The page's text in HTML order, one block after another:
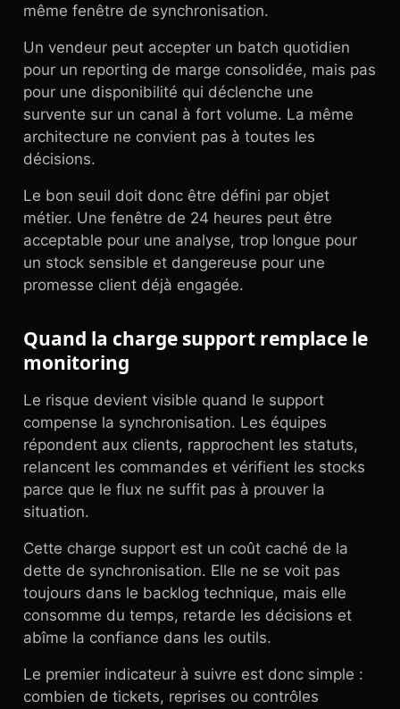
même fenêtre de synchronisation.
Un vendeur peut accepter un batch quotidien
pour un reporting de marge consolidée, mais pas
pour une disponibilité qui déclenche une
survente sur un canal à fort volume. La même
architecture ne convient pas à toutes les
décisions.
Le bon seuil doit donc être défini par objet
métier. Une fenêtre de 24 heures peut être
acceptable pour une analyse, trop longue pour
un stock sensible et dangereuse pour une
promesse client déjà engagée.
Quand la charge support remplace le
monitoring
Le risque devient visible quand le support
compense la synchronisation. Les équipes
répondent aux clients, rapprochent les statuts,
relancent les commandes et vérifient les stocks
parce que le flux ne suffit pas à prouver la
situation.
Cette charge support est un coût caché de la
dette de synchronisation. Elle ne se voit pas
toujours dans le backlog technique, mais elle
consomme du temps, retarde les décisions et
abîme la confiance dans les outils.
Le premier indicateur à suivre est donc simple :
combien de tickets, reprises ou contrôles